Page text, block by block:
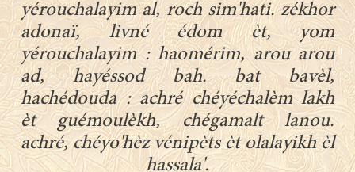
yérouchalayim al, roch sim'hati. zékhor
adonaï, livné édom èt, yom
yérouchalayim : haomérim, arou arou
ad, hayéssod bah. bat bavèl,
hachédouda : achré chéyéchalèm lakh
èt guémoulèkh, chégamalt lanou.
achré, chéyo'hèz vénipèts èt olalayikh èl
hassala'.